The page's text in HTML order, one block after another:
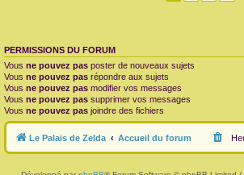
PERMISSIONS DU FORUM
Vous ne pouvez pas poster de nouveaux sujets
Vous ne pouvez pas répondre aux sujets
Vous ne pouvez pas modifier vos messages
Vous ne pouvez pas supprimer vos messages
Vous ne pouvez pas joindre des fichiers
Le Palais de Zelda Accueil du forum